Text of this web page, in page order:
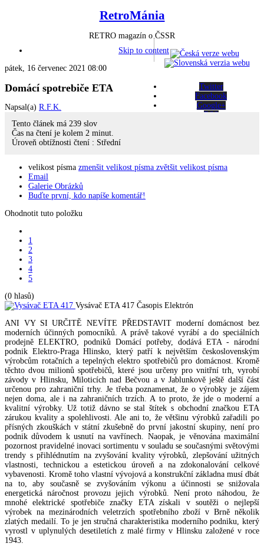
RetroMánia
RETRO magazín o ČSSR
Twitter
Facebook
Google+
RSS
Skip to content
pátek, 16 červenec 2021 08:00
Domácí spotrebiče ETA
Napsal(a) R.F.K.
Tento článek má 239 slov
Čas na čtení je kolem 2 minut.
Úroveň obtížnosti čtení : Střední
velikost písma zmenšit velikost písma zvětšit velikost písma
Email
Galerie Obrázků
Buďte první, kdo napíše komentář!
Ohodnotit tuto položku
1
2
3
4
5
(0 hlasů)
Vysávač ETA 417 Časopis Elektrón
ANI VY SI URČITĚ NEVÍTE PŘEDSTAVIT moderní domácnost bez
moderních účinných pomocníků. A právě takové vyrábí a do speciálních
prodejně ELEKTRO, podniků Domácí potřeby, dodává ETA - národní
podnik Elektro-Praga Hlinsko, který patří k největším československým
výrobcům rotačních a tepelných elektro spotřebičů pro domácnost. Kromě
těchto dvou milionů spotřebičů, které jsou určeny pro vnitřní trh, vyrobí
závody v Hlinsku, Miloticích nad Bečvou a v Jablunkově ještě další část
určenou pro zahraniční trhy. Je třeba poznamenat, že o výrobky je zájem
nejen doma, ale i na zahraničních trzích. A to proto, že jde o moderní a
kvalitní výrobky. Už totiž dávno se stal štítek s obchodní značkou ETA
zárukou kvality a spolehlivosti. Ale ani to, že většinu výrobků zařadili po
přísných zkouškách v státní zkušebně do první jakostní skupiny, není pro
podnik důvodem k usnutí na vavřínech. Naopak, je věnována maximální
pozornost pravidelné inovaci sortimentu v souladu se současnými světovými
trendy s přihlédnutím na zvyšování kvality výrobků, zlepšování užitných
vlastnosti, technickou a estetickou úroveň a na zdokonalování celkové
vybavenosti. Kromě toho vlastní vývojová a konstrukční základna musí dbát
na to, aby současně se zvyšováním výkonu a účinnosti se snižovala
energetická náročnost provozu jejich výrobků. Není proto náhodou, že
mnohé elektrické spotřebiče značky ETA získali v soutěži o nejlepší
výrobek na mezinárodních veletrzích spotřebního zboží v Brně několik
zlatých medailí. To je jen stručná charakteristika moderního podniku, který
vyrostl v uplynulých desetiletích z malé firmy v Hlinsku založené v roce
1943.